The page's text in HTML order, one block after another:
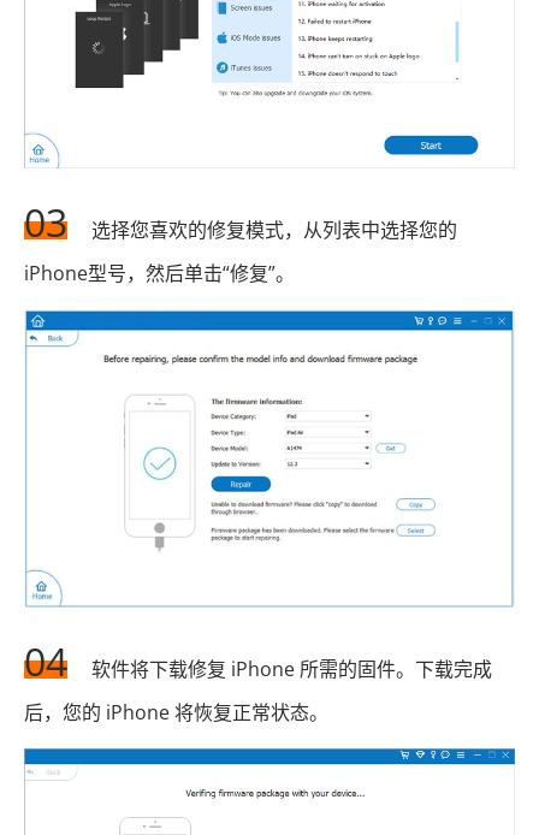
03
选择您喜欢的修复模式，从列表中选择您的
iPhone型号，然后单击“修复”。
04
软件将下载修复 iPhone 所需的固件。下载完成
后，您的 iPhone 将恢复正常状态。